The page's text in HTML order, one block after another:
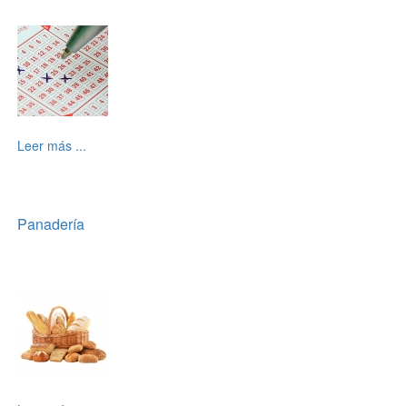
Leer más ...
Panadería